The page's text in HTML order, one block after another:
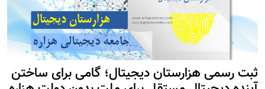
ثبت رسمی هزارستان دیجیتال؛ گامی برای ساختن